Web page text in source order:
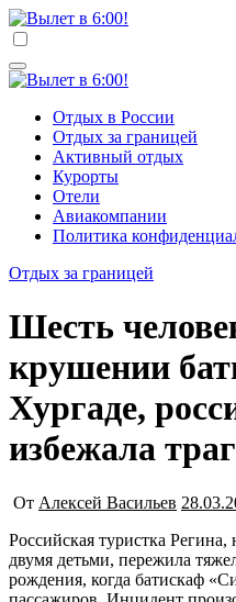
Перейти
к
Генеральный директор:
Учредитель ООО "Клуб
Генеральный директор:
info@gosrf.ru +7 (495) 920-51-
Отдых в России
Отдых за границей
Активный отдых
Курорты
Отели
Авиакомпании
Политика
Отдых за границей
Шесть
крушении
Хургаде,
избежала
От Алексей Васильев
Российская туристка Регина, находясь в Хургаде со своими
двумя детьми, пережила
рождения, когда батискаф